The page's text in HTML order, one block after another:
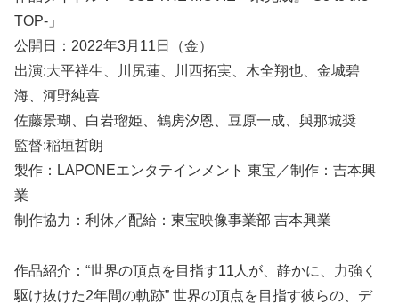
TOP-」
公開日：2022年3月11日（金）
出演:大平祥生、川尻蓮、川西拓実、木全翔也、金城碧
海、河野純喜
佐藤景瑚、白岩瑠姫、鶴房汐恩、豆原一成、與那城奨
監督:稲垣哲朗
製作：LAPONEエンタテインメント 東宝／制作：吉本興
業
制作協力：利休／配給：東宝映像事業部 吉本興業
作品紹介：“世界の頂点を目指す11人が、静かに、力強く
駆け抜けた2年間の軌跡” 世界の頂点を目指す彼らの、デ